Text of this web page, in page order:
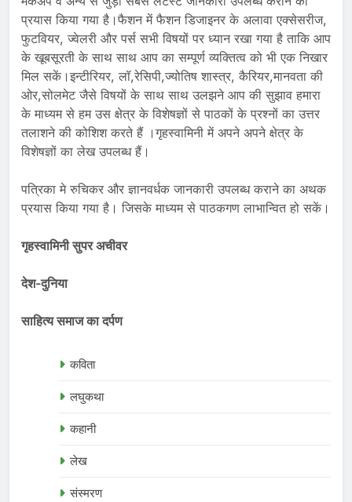
प्रयास किया गया है।फैशन में फैशन डिजाइनर के अलावा एक्सेसरीज,
फुटवियर, ज्वेलरी और पर्स सभी विषयों पर ध्यान रखा गया है ताकि आप
के खूबसूरती के साथ साथ आप का सम्पूर्ण व्यक्तित्व को भी एक निखार
मिल सकें।इन्टीरियर, लॉ,रेसिपी,ज्योतिष शास्त्र, कैरियर,मानवता की
ओर,सोलमेट जैसे विषयों के साथ साथ उलझने आप की सुझाव हमारा
के माध्यम से हम उस क्षेत्र के विशेषज्ञों से पाठकों के प्रश्नों का उत्तर
तलाशने की कोशिश करते हैं ।गृहस्वामिनी में अपने अपने क्षेत्र के
विशेषज्ञों का लेख उपलब्ध हैं।
पत्रिका मे रुचिकर और ज्ञानवर्धक जानकारी उपलब्ध कराने का अथक
प्रयास किया गया है। जिसके माध्यम से पाठकगण लाभान्वित हो सकें।
गृहस्वामिनी सुपर अचीवर
देश-दुनिया
साहित्य समाज का दर्पण
कविता
लघुकथा
कहानी
लेख
संस्मरण